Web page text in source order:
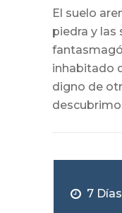
El suelo
piedra y las
inhabitado
digno de
7 Días